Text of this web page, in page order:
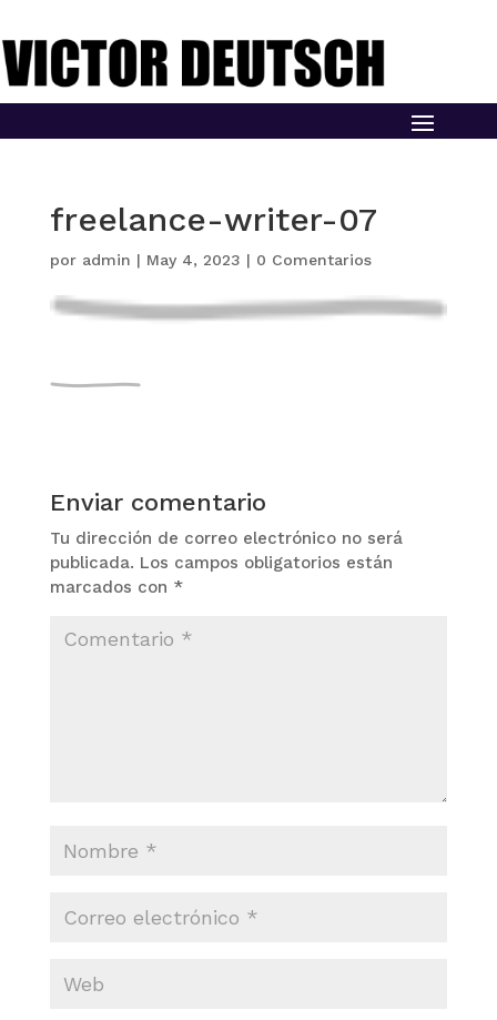
freelance-writer-07
por admin | May 4, 2023 | 0 Comentarios
Enviar comentario
Tu dirección de correo electrónico no será
publicada. Los campos obligatorios están
marcados con *